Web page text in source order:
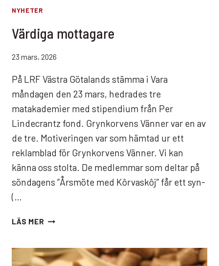
NYHETER
Värdiga mottagare
23 mars, 2026
På LRF Västra Götalands stämma i Vara
måndagen den 23 mars, hedrades tre
matakademier med stipendium från Per
Lindecrantz fond. Grynkorvens Vänner var en av
de tre. Motiveringen var som hämtad ur ett
reklamblad för Grynkorvens Vänner. Vi kan
känna oss stolta. De medlemmar som deltar på
söndagens ”Årsmöte med Kôrvaskôj” får ett syn-
(…
LÄS MER VÄRDIGA